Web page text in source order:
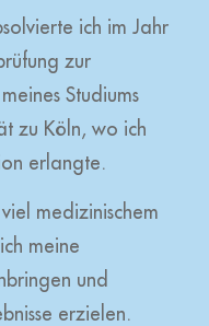
ich im Jahr
zur
Studiums
zu Köln, wo ich
erlangte.
medizinischem
meine
und
erzielen.